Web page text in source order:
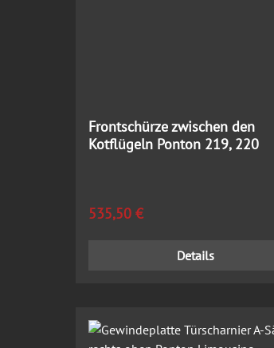
Frontschürze zwischen den
Kotflügeln Ponton 219, 220
Regulärer Preis:
535,50 €
Details